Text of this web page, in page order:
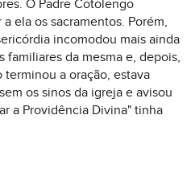
O Padre Cotolengo
ela os sacramentos. Porém,
incomodou mais ainda
familiares da mesma e, depois,
terminou a oração, estava
os sinos da igreja e avisou
a Providência Divina" tinha